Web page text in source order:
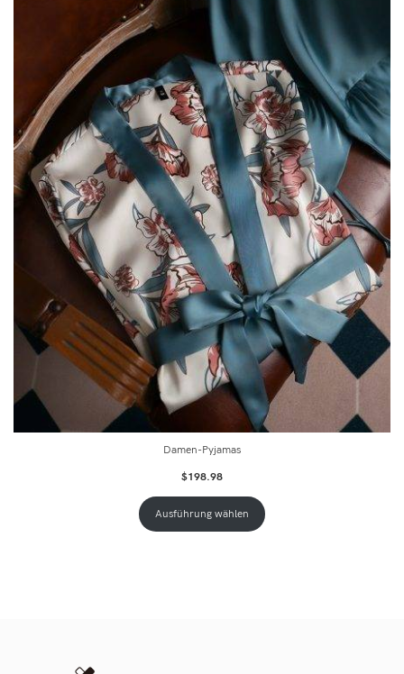
Damen-Pyjamas
$198.98
Ausführung wählen